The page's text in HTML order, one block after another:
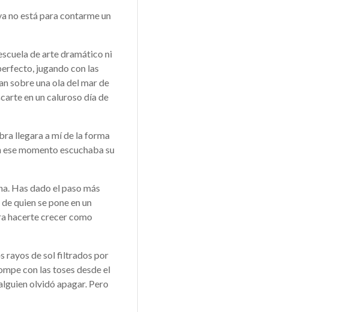
no está para contarme un
de arte dramático ni
jugando con las
sobre una ola del mar de
en un caluroso día de
llegara a mí de la forma
momento escuchaba su
Has dado el paso más
quien se pone en un
hacerte crecer como
rayos de sol filtrados por
con las toses desde el
olvidó apagar. Pero